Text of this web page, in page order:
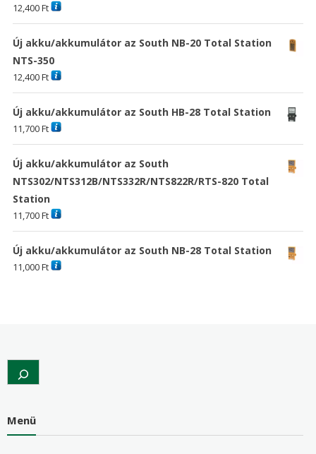
12,400Ft
Új akku/akkumulátor az South NB-20 Total Station
NTS-350
12,400Ft
Új akku/akkumulátor az South HB-28 Total Station
11,700Ft
Új akku/akkumulátor az South
NTS302/NTS312B/NTS332R/NTS822R/RTS-820 Total
Station
11,700Ft
Új akku/akkumulátor az South NB-28 Total Station
11,000Ft
Search
Menü